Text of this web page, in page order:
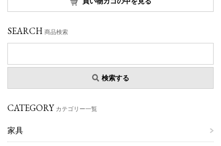
SEARCH 商品検索
検索する
CATEGORY カテゴリー一覧
家具